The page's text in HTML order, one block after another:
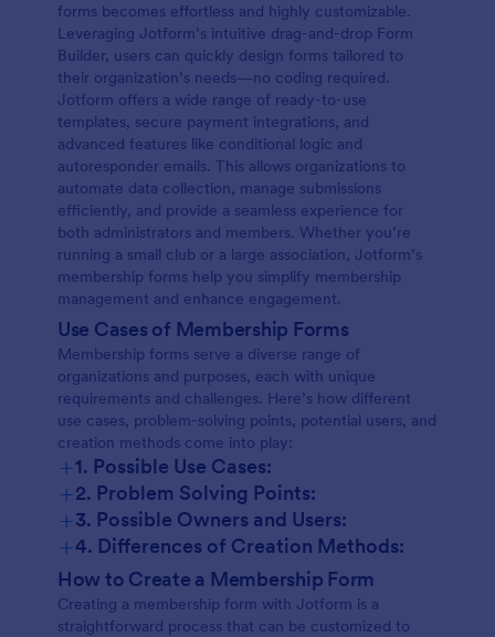
forms becomes effortless and highly customizable.
Leveraging Jotform’s intuitive drag-and-drop Form
Builder, users can quickly design forms tailored to
their organization’s needs—no coding required.
Jotform offers a wide range of ready-to-use
templates, secure payment integrations, and
advanced features like conditional logic and
autoresponder emails. This allows organizations to
automate data collection, manage submissions
efficiently, and provide a seamless experience for
both administrators and members. Whether you’re
running a small club or a large association, Jotform’s
membership forms help you simplify membership
management and enhance engagement.
Use Cases of Membership Forms
Membership forms serve a diverse range of
organizations and purposes, each with unique
requirements and challenges. Here’s how different
use cases, problem-solving points, potential users, and
creation methods come into play:
+1. Possible Use Cases:
+2. Problem Solving Points:
+3. Possible Owners and Users:
+4. Differences of Creation Methods:
New Member Registration:
How to Create a Membership Form
Creating a membership form with Jotform is a
straightforward process that can be customized to